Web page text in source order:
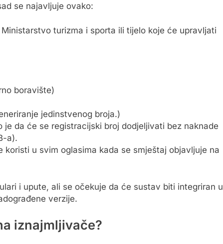
se najavljuje ovako:
turizma i sporta ili tijelo koje će upravljati
boravište)
jedinstvenog broja.)
je da će se registracijski broj dodjeljivati bez naknade
a).
koristi u svim oglasima kada se smještaj objavljuje na
i upute, ali se očekuje da će sustav biti integriran u
verzije.
iznajmljivače?